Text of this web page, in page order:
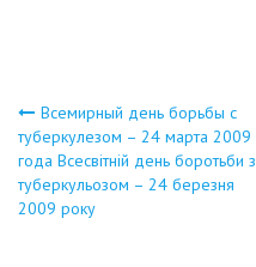
Навигация
по
записям
Всемирный день борьбы с
туберкулезом – 24 марта 2009
года Всесвітній день боротьби з
туберкульозом – 24 березня
2009 року